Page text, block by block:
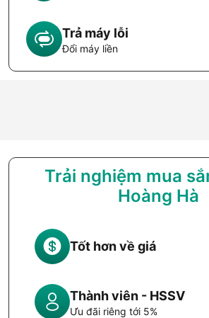
Trả máy lỗi
Đổi máy liền
Trải nghiệm mua
Hoàng Hà
Tốt hơn về giá
Thành viên - HSSV
Ưu đãi riêng tới 5%